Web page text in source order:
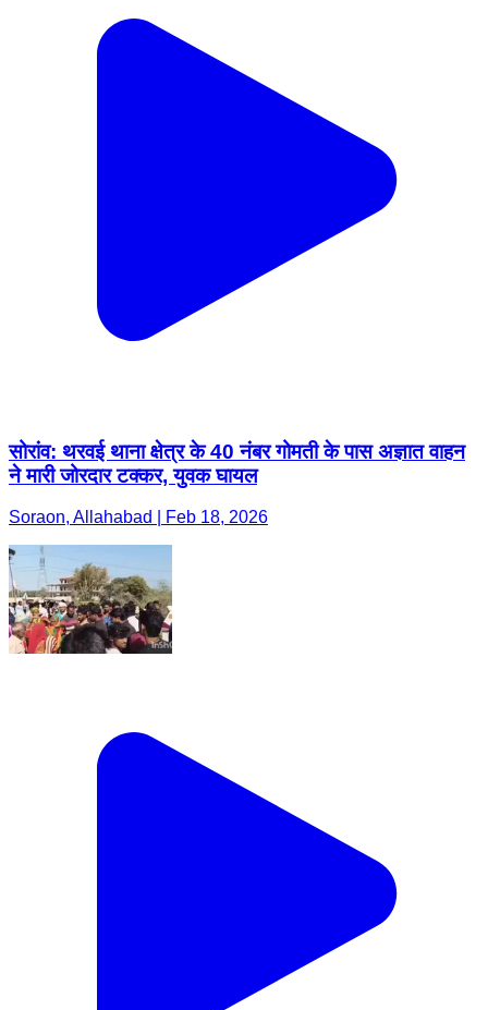
सोरांव: थरवई थाना क्षेत्र के 40 नंबर गोमती के पास अज्ञात वाहन
ने मारी जोरदार टक्कर, युवक घायल
Soraon, Allahabad | Feb 18, 2026